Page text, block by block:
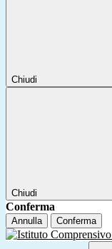
Chiudi
Chiudi
Conferma
Annulla Conferma